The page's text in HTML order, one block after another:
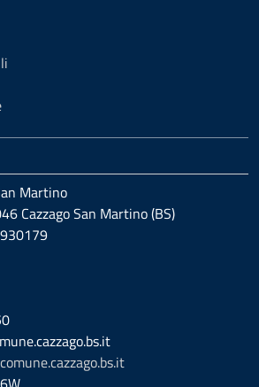
Martino
Cazzago San Martino (BS)